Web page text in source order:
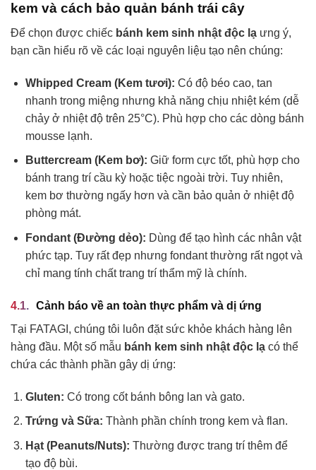
kem và cách bảo quản bánh trái cây
Để chọn được chiếc bánh kem sinh nhật độc lạ ưng ý,
bạn cần hiểu rõ về các loại nguyên liệu tạo nên chúng:
Whipped Cream (Kem tươi): Có độ béo cao, tan
nhanh trong miệng nhưng khả năng chịu nhiệt kém (dễ
chảy ở nhiệt độ trên 25°C). Phù hợp cho các dòng bánh
mousse lạnh.
Buttercream (Kem bơ): Giữ form cực tốt, phù hợp cho
bánh trang trí cầu kỳ hoặc tiệc ngoài trời. Tuy nhiên,
kem bơ thường ngấy hơn và cần bảo quản ở nhiệt độ
phòng mát.
Fondant (Đường dẻo): Dùng để tạo hình các nhân vật
phức tạp. Tuy rất đẹp nhưng fondant thường rất ngọt và
chỉ mang tính chất trang trí thẩm mỹ là chính.
Cảnh báo về an toàn thực phẩm và dị ứng
Tại FATAGI, chúng tôi luôn đặt sức khỏe khách hàng lên
hàng đầu. Một số mẫu bánh kem sinh nhật độc lạ có thể
chứa các thành phần gây dị ứng:
Gluten: Có trong cốt bánh bông lan và gato.
Trứng và Sữa: Thành phần chính trong kem và flan.
Hạt (Peanuts/Nuts): Thường được trang trí thêm để
tạo độ bùi.